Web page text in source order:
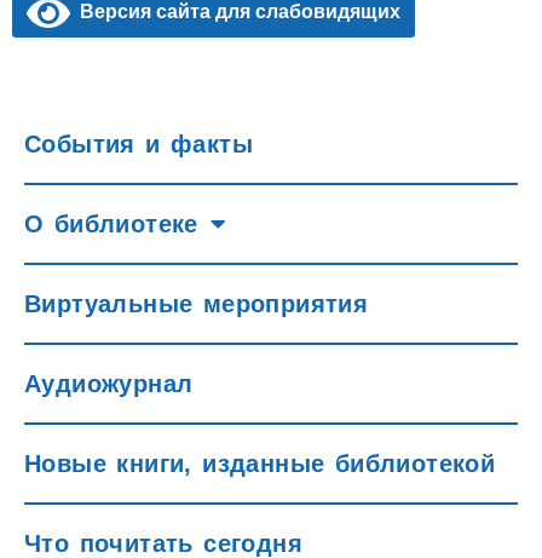
Версия сайта для слабовидящих
События и факты
О библиотеке
Виртуальные мероприятия
Аудиожурнал
Новые книги, изданные библиотекой
Что почитать сегодня